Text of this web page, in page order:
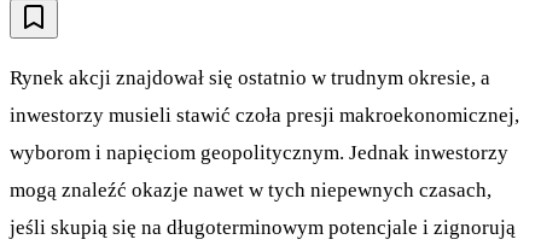
Rynek akcji znajdował się ostatnio w trudnym okresie, a
inwestorzy musieli stawić czoła presji makroekonomicznej,
wyborom i napięciom geopolitycznym. Jednak inwestorzy
mogą znaleźć okazje nawet w tych niepewnych czasach,
jeśli skupią się na długoterminowym potencjale i zignorują